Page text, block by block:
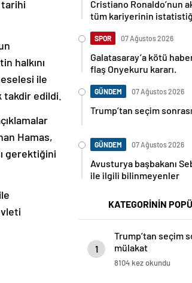
tarihi
halkını
ile
takdir edildi.
Hamas,
gerektiğini
Cristiano Ronaldo’nun
tüm kariyerinin
SPOR 07 Ağustos 2026
Galatasaray’a kötü
flaş Onyekuru kararı.
GÜNDEM 07 Ağustos 2026
Trump’tan seçim
GÜNDEM 07 Ağustos 2026
Avusturya başbakanı
ile ilgili bilinmeyenler
KATEGORİNİN
1
Trump’tan seçim
mülakat
8104 kez okundu